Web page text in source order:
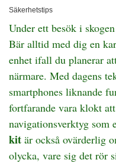
Säkerhetstips
Under ett besök i
Bär alltid med dig en
enhet ifall du planerar
närmare. Med dagens
smartphones liknande
fortfarande vara klokt
navigationsverktyg som
kit är också ovärderlig
olycka, vare sig det rör